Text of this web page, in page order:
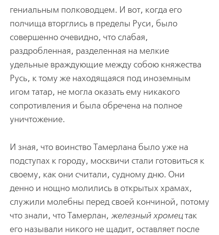
гениальным полководцем. И вот, когда его
полчища вторглись в пределы Руси, было
совершенно очевидно, что слабая,
раздробленная, разделенная на мелкие
удельные враждующие между собою княжества
Русь, к тому же находящаяся под иноземным
игом татар, не могла оказать ему никакого
сопротивления и была обречена на полное
уничтожение.
И зная, что воинство Тамерлана было уже на
подступах к городу, москвичи стали готовиться к
своему, как они считали, судному дню. Они
денно и нощно молились в открытых храмах,
служили молебны перед своей кончиной, потому
что знали, что Тамерлан, железный хромецтак
его называли никого не щадит, оставляет после